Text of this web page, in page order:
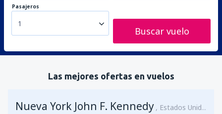
Pasajeros
1
Buscar vuelo
Las mejores ofertas en vuelos
Nueva York John F. Kennedy Estados Unidos